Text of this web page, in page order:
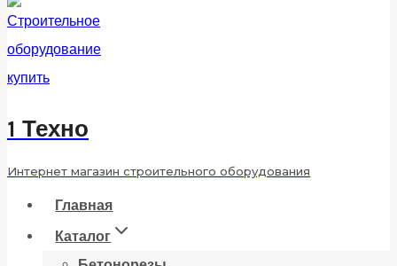
1 Техно
Интернет магазин строительного оборудования
Главная
Каталог